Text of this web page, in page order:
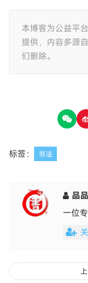
本博客为公益平
提供，内容多源
们删除。
标签： 书法
品
一位